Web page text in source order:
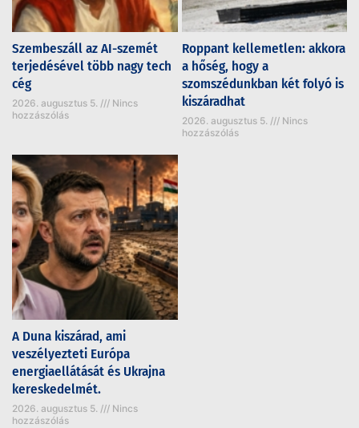
Szembeszáll az AI-szemét
terjedésével több nagy tech
cég
2026. augusztus 5.
Nincs
hozzászólás
Roppant kellemetlen: akkora
a hőség, hogy a
szomszédunkban két folyó is
kiszáradhat
2026. augusztus 5.
Nincs
hozzászólás
A Duna kiszárad, ami
veszélyezteti Európa
energiaellátását és Ukrajna
kereskedelmét.
2026. augusztus 5.
Nincs
hozzászólás